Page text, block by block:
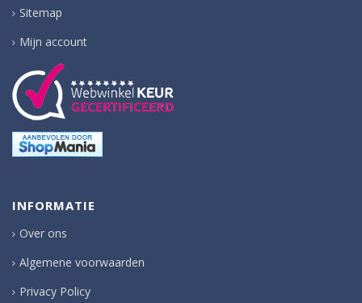
Sitemap
Mijn account
INFORMATIE
Over ons
Algemene voorwaarden
Privacy Policy